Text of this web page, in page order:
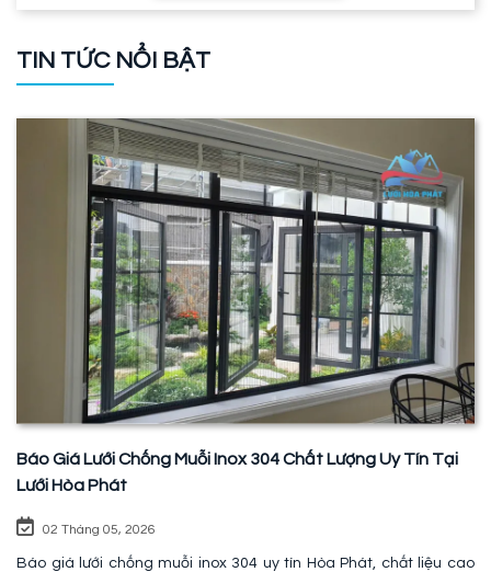
TIN TỨC NỔI BẬT
Báo Giá Lưới Chống Muỗi Inox 304 Chất Lượng Uy Tín Tại
Lưới Hòa Phát
02 Tháng 05, 2026
Báo giá lưới chống muỗi inox 304 uy tín Hòa Phát, chất liệu cao